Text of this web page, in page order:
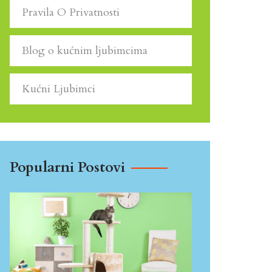
Pravila O Privatnosti
Blog o kućnim ljubimcima
Kućni Ljubimci
Popularni Postovi